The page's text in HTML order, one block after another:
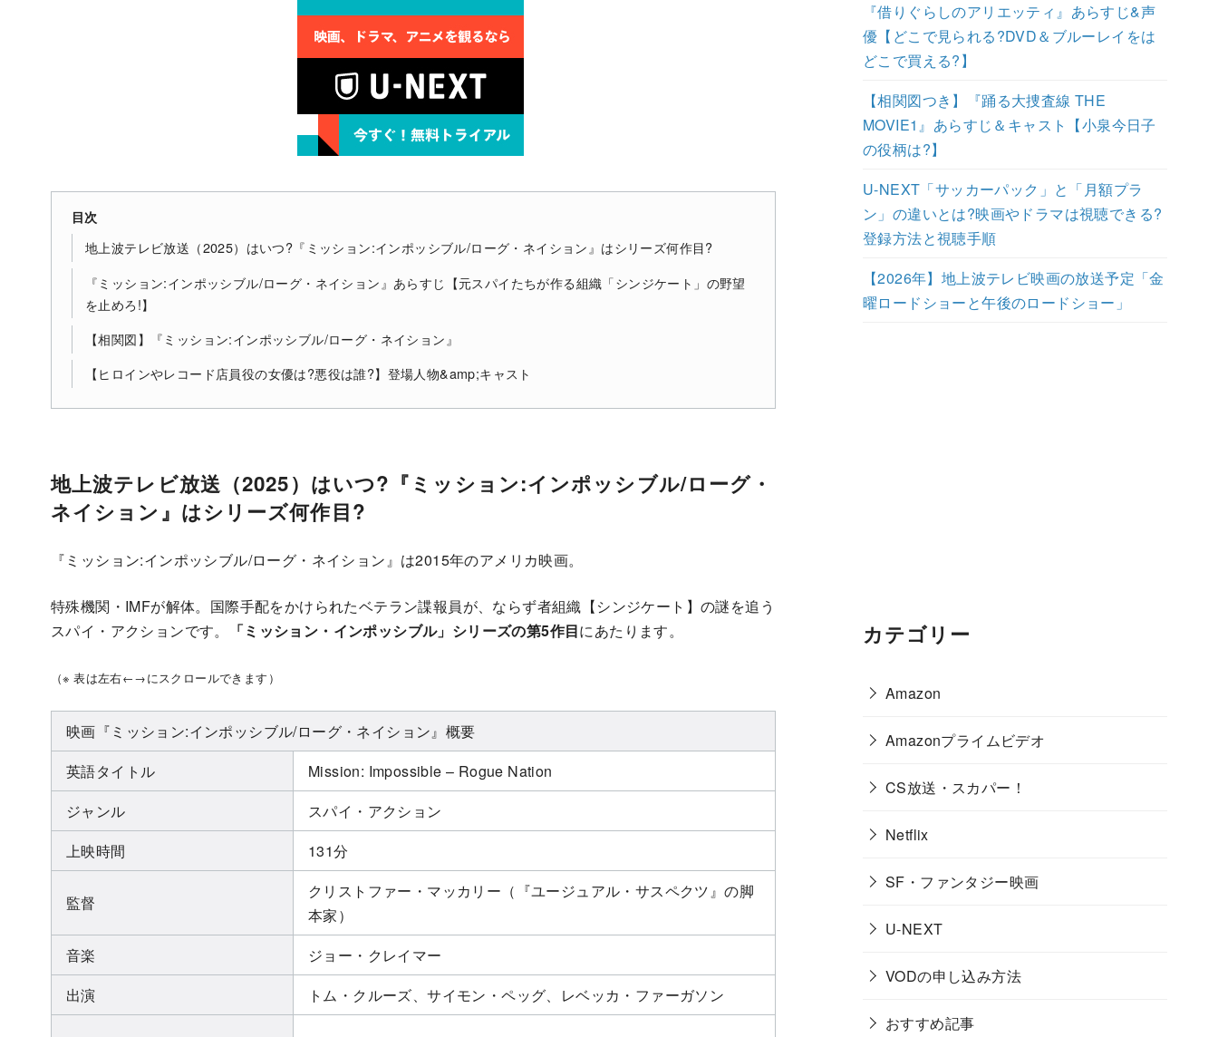
目次
地上波テレビ放送（2025）はいつ?『ミッション:インポッシブル/ローグ・ネイション』はシリーズ何作目?
『ミッション:インポッシブル/ローグ・ネイション』あらすじ【元スパイたちが作る組織「シンジケート」の野望
を止めろ!】
【相関図】『ミッション:インポッシブル/ローグ・ネイション』
【ヒロインやレコード店員役の女優は?悪役は誰?】登場人物&amp;キャスト
地上波テレビ放送（2025）はいつ?『ミッション:インポッシブル/ローグ・
ネイション』はシリーズ何作目?
『ミッション:インポッシブル/ローグ・ネイション』は2015年のアメリカ映画。
特殊機関・IMFが解体。国際手配をかけられたベテラン諜報員が、ならず者組織【シンジケート】の謎を追う
スパイ・アクションです。
「ミッション・インポッシブル」シリーズの第5作目にあたります。
（※ 表は左右←→にスクロールできます）
映画『ミッション:インポッシブル/ローグ・ネイション』概要
英語タイトル
Mission: Impossible – Rogue Nation
ジャンル
スパイ・アクション
上映時間
131分
監督
クリストファー・マッカリー（『ユージュアル・サスペクツ』の脚
本家）
音楽
ジョー・クレイマー
出演
トム・クルーズ、サイモン・ペッグ、レベッカ・ファーガソン
『借りぐらしのアリエッティ』あらすじ&声
優【どこで見られる?DVD＆ブルーレイをは
どこで買える?】
【相関図つき】『踊る大捜査線 THE
MOVIE1』あらすじ＆キャスト【小泉今日子
の役柄は?】
U-NEXT「サッカーパック」と「月額プラ
ン」の違いとは?映画やドラマは視聴できる?
登録方法と視聴手順
【2026年】地上波テレビ映画の放送予定「金
曜ロードショーと午後のロードショー」
カテゴリー
Amazon
Amazonプライムビデオ
CS放送・スカパー！
Netflix
SF・ファンタジー映画
U-NEXT
VODの申し込み方法
おすすめ記事